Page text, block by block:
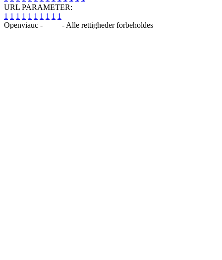
URL PARAMETER:
1 1 1 1 1 1 1 1 1 1
Openviauc -
- Alle rettigheder forbeholdes